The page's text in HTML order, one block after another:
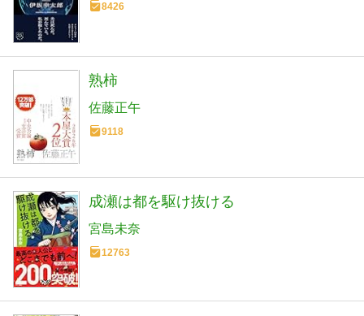
8426
熟柿
佐藤正午
9118
成瀬は都を駆け抜ける
宮島未奈
12763